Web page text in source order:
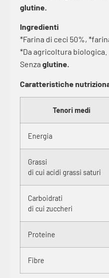
glutine.
Ingredienti
*Farina di ceci 50%,
*Da agricoltura biologica.
Senza glutine.
Caratteristiche
Tenori medi
Energia
Grassi
di cui acidi grassi saturi
Carboidrati
di cui zuccheri
Proteine
Fibre